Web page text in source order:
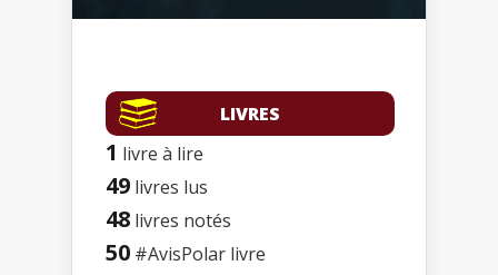
LIVRES
1 livre à lire
49 livres lus
48 livres notés
50 #AvisPolar livre